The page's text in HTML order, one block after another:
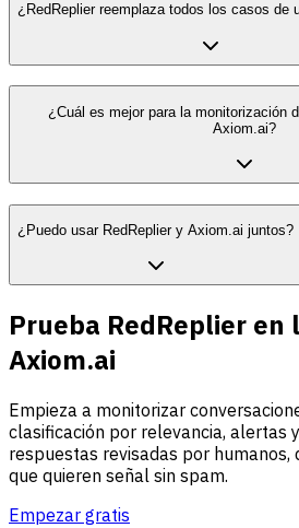
¿RedReplier reemplaza todos los casos de
¿Cuál es mejor para la monitorización
Axiom.ai?
¿Puedo usar RedReplier y Axiom.ai juntos?
Prueba RedReplier en
Axiom.ai
Empieza a monitorizar
clasificación por relevancia, alertas
respuestas revisadas por humanos,
que quieren señal sin spam.
Empezar gratis